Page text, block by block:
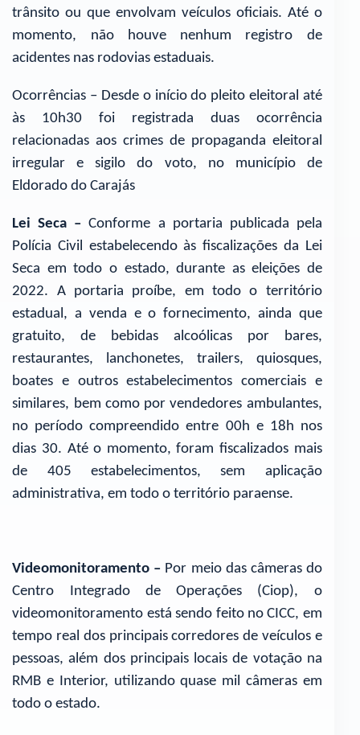
trânsito ou que envolvam veículos oficiais. Até o
momento, não houve nenhum registro de
acidentes nas rodovias estaduais.
Ocorrências – Desde o início do pleito eleitoral até
às 10h30 foi registrada duas ocorrência
relacionadas aos crimes de propaganda eleitoral
irregular e sigilo do voto, no município de
Eldorado do Carajás
Lei Seca –Conforme a portaria publicada pela
Polícia Civil estabelecendo às fiscalizações da Lei
Seca em todo o estado, durante as eleições de
2022. A portaria proíbe, em todo o território
estadual, a venda e o fornecimento, ainda que
gratuito, de bebidas alcoólicas por bares,
restaurantes, lanchonetes, trailers, quiosques,
boates e outros estabelecimentos comerciais e
similares, bem como por vendedores ambulantes,
no período compreendido entre 00h e 18h nos
dias 30. Até o momento, foram fiscalizados mais
de 405 estabelecimentos, sem aplicação
administrativa, em todo o território paraense.
Videomonitoramento – Por meio das câmeras do
Centro Integrado de Operações (Ciop), o
videomonitoramento está sendo feito no CICC, em
tempo real dos principais corredores de veículos e
pessoas, além dos principais locais de votação na
RMB e Interior, utilizando quase mil câmeras em
todo o estado.